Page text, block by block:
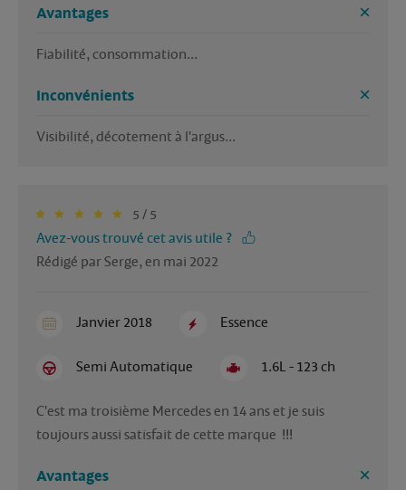
Avantages
Fiabilité, consommation...
Inconvénients
Visibilité, décotement à l'argus...
5 / 5
Avez-vous trouvé cet avis utile ?
Rédigé par Serge, en mai 2022
Janvier 2018 Essence
Semi Automatique 1.6L - 123 ch
C'est ma troisième Mercedes en 14 ans et je suis
toujours aussi satisfait de cette marque  !!!
Avantages